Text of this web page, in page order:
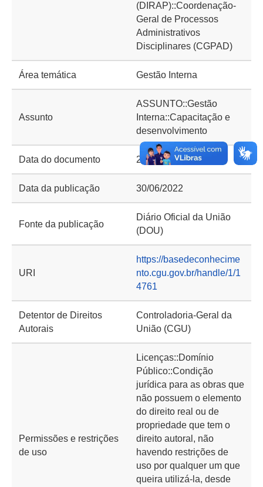
(DIRAP)::Coordenação-
Geral de Processos
Administrativos
Disciplinares (CGPAD)
Área temática Gestão Interna
Assunto
ASSUNTO::Gestão
Interna::Capacitação e
desenvolvimento
Data do documento 28/06/2022
Data da publicação 30/06/2022
Fonte da publicação
Diário Oficial da União
(DOU)
URI
https://basedeconhecime
nto.cgu.gov.br/handle/1/1
4761
Detentor de Direitos
Autorais
Controladoria-Geral da
União (CGU)
Permissões e restrições
de uso
Licenças::Domínio
Público::Condição
jurídica para as obras que
não possuem o elemento
do direito real ou de
propriedade que tem o
direito autoral, não
havendo restrições de
uso por qualquer um que
queira utilizá-la, desde